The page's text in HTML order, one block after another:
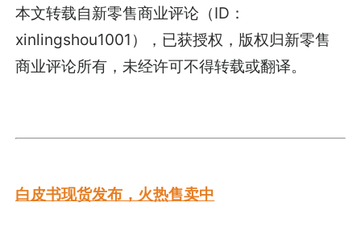
本文转载自新零售商业评论（ID：
xinlingshou1001），已获授权，版权归新零售
商业评论所有，未经许可不得转载或翻译。
白皮书现货发布，火热售卖中